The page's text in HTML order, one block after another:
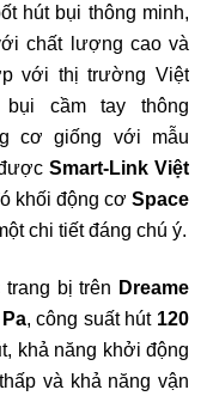
hút bụi thông minh,
chất lượng cao và
với thị trường Việt
cầm tay thông
cơ giống với mẫu
đượcSmart-Link Việt
khối động cơ Space
chi tiết đáng chú ý.
bị trên Dreame
, công suất hút 120
t, khả năng khởi động
và khả năng vận